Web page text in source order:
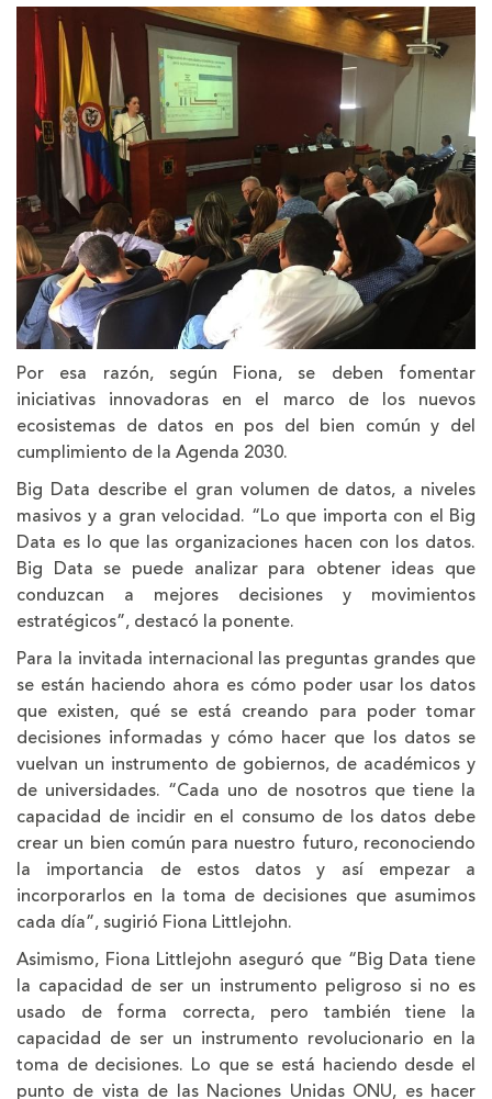
Por esa razón, según Fiona, se deben fomentar
iniciativas innovadoras en el marco de los nuevos
ecosistemas de datos en pos del bien común y del
cumplimiento de la Agenda 2030.
Big Data describe el gran volumen de datos, a niveles
masivos y a gran velocidad. “Lo que importa con el Big
Data es lo que las organizaciones hacen con los datos.
Big Data se puede analizar para obtener ideas que
conduzcan a mejores decisiones y movimientos
estratégicos”, destacó la ponente.
Para la invitada internacional las preguntas grandes que
se están haciendo ahora es cómo poder usar los datos
que existen, qué se está creando para poder tomar
decisiones informadas y cómo hacer que los datos se
vuelvan un instrumento de gobiernos, de académicos y
de universidades. “Cada uno de nosotros que tiene la
capacidad de incidir en el consumo de los datos debe
crear un bien común para nuestro futuro, reconociendo
la importancia de estos datos y así empezar a
incorporarlos en la toma de decisiones que asumimos
cada día”, sugirió Fiona Littlejohn.
Asimismo, Fiona Littlejohn aseguró que “Big Data tiene
la capacidad de ser un instrumento peligroso si no es
usado de forma correcta, pero también tiene la
capacidad de ser un instrumento revolucionario en la
toma de decisiones. Lo que se está haciendo desde el
punto de vista de las Naciones Unidas ONU, es hacer